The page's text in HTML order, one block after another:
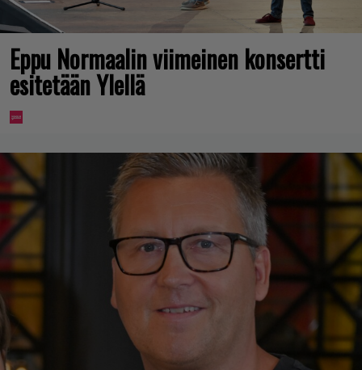
Eppu Normaalin viimeinen konsertti
esitetään Ylellä